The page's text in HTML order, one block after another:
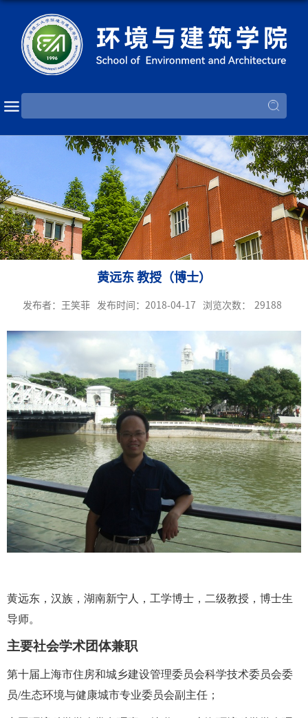
黄远东 教授（博士）
发布者：王笑菲 发布时间：2018-04-17 浏览次数： 29188
黄远东，汉族，湖南新宁人，工学博士，二级教授，博士生
导师。
主要社会学术团体兼职
第十届上海市住房和城乡建设管理委员会科学技术委员会委
员/生态环境与健康城市专业委员会副主任；